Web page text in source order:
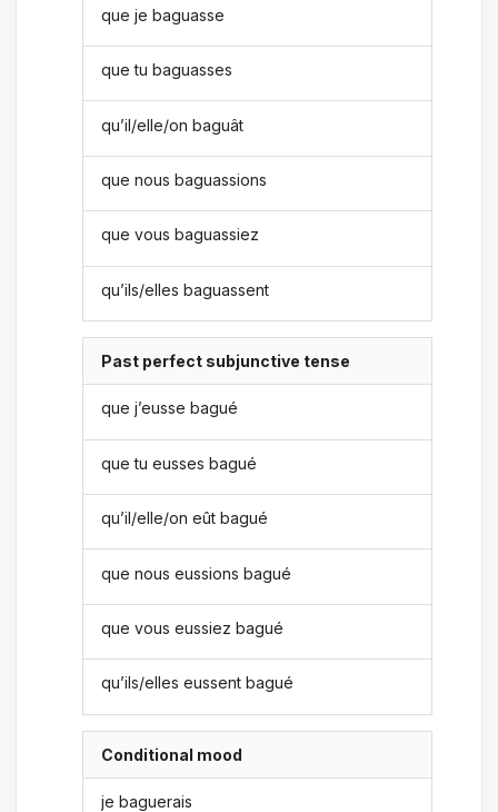
que je baguasse
que tu baguasses
qu’il/elle/on baguât
que nous baguassions
que vous baguassiez
qu’ils/elles baguassent
Past perfect subjunctive tense
que j’eusse bagué
que tu eusses bagué
qu’il/elle/on eût bagué
que nous eussions bagué
que vous eussiez bagué
qu’ils/elles eussent bagué
Conditional mood
je baguerais